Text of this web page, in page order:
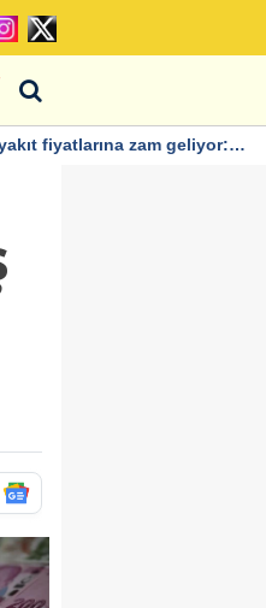
fiyatlarına zam geliyor: